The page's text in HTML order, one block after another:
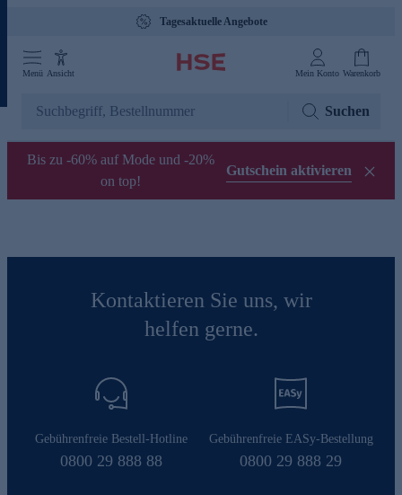
Tagesaktuelle Angebote
Menü Ansicht Mein Konto Warenkorb
Suchen
Bis zu -60% auf Mode und -20%
on top!
Gutschein aktivieren
Kontaktieren Sie uns, wir
helfen gerne.
Gebührenfreie Bestell-Hotline
0800 29 888 88
Gebührenfreie EASy-Bestellung
0800 29 888 29